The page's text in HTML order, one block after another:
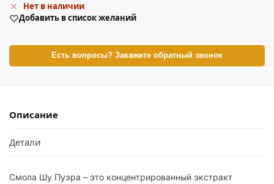
Нет в наличии
Добавить в список желаний
Есть вопросы? Закажите обратный звонок
Описание
Детали
Смола Шу Пуэра – это концентрированный экстракт